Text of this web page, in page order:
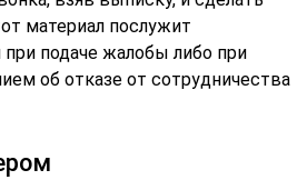
материал послужит
при подаче жалобы либо при
об отказе от сотрудничества